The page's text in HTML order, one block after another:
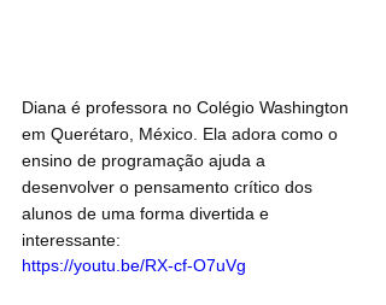
Diana é professora no Colégio Washington
em Querétaro, México. Ela adora como o
ensino de programação ajuda a
desenvolver o pensamento crítico dos
alunos de uma forma divertida e
interessante:
https://youtu.be/RX-cf-O7uVg